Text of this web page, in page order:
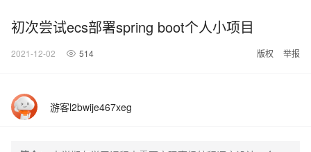
初次尝试ecs部署spring boot个人小项目
2021-12-02 514 版权 举报
游客l2bwije467xeg